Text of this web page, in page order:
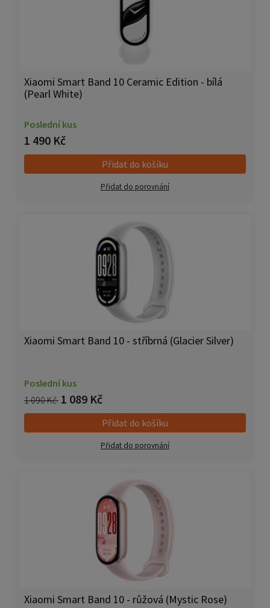
Xiaomi Smart Band 10 Ceramic Edition - bílá
(Pearl White)
Poslední kus
1 490 Kč
Přidat do košíku
Přidat do porovnání
Xiaomi Smart Band 10 - stříbrná (Glacier Silver)
Poslední kus
1 090 Kč 1 089 Kč
Přidat do košíku
Přidat do porovnání
Xiaomi Smart Band 10 - růžová (Mystic Rose)